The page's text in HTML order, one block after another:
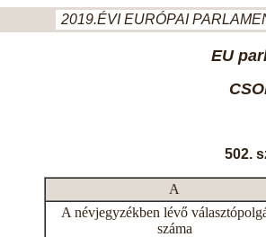
2019.ÉVI EURÓPAI
EU
502.
A
A névjegyzékben lévő
száma